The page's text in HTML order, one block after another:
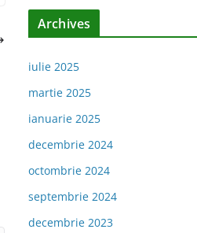
Archives
iulie 2025
martie 2025
ianuarie 2025
decembrie 2024
octombrie 2024
septembrie 2024
decembrie 2023